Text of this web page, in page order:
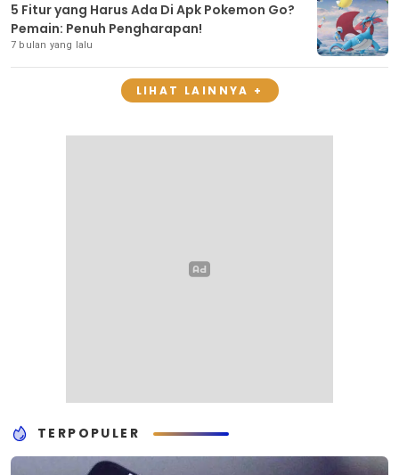
5 Fitur yang Harus Ada Di Apk Pokemon Go?
Pemain: Penuh Pengharapan!
7 bulan yang lalu
LIHAT LAINNYA +
TERPOPULER